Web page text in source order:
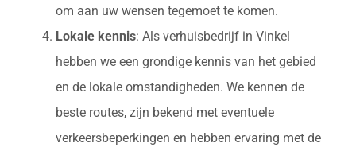
om aan uw wensen tegemoet te komen.
Lokale kennis: Als verhuisbedrijf in Vinkel
hebben we een grondige kennis van het gebied
en de lokale omstandigheden. We kennen de
beste routes, zijn bekend met eventuele
verkeersbeperkingen en hebben ervaring met de